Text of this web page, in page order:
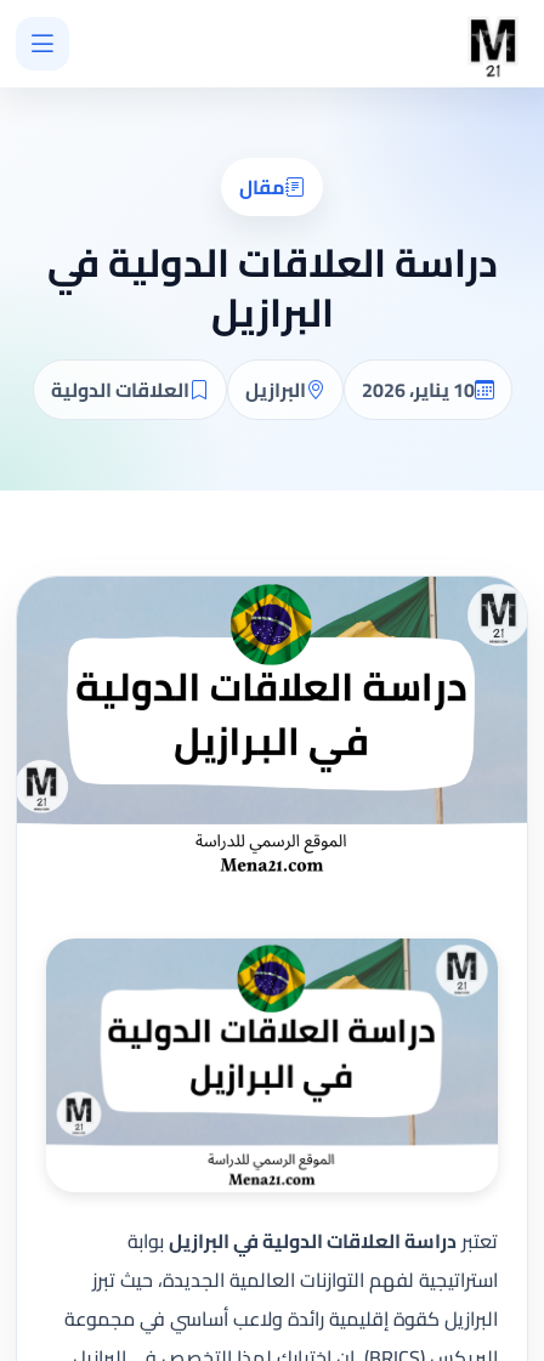
مقال
دراسة العلاقات الدولية في
البرازيل
10 يناير، 2026 البرازيل العلاقات الدولية
تعتبردراسة العلاقات الدولية في البرازيلبوابة
استراتيجية لفهم التوازنات العالمية الجديدة، حيث تبرز
البرازيل كقوة إقليمية رائدة ولاعب أساسي في مجموعة